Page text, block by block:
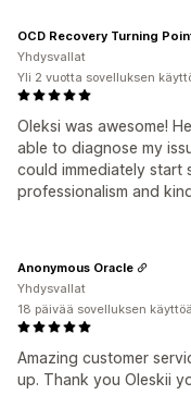
Oleksi was awesome!
able to diagnose my
could immediately start
professionalism and
OCD Recovery Turning
Yhdysvallat
Yli 2 vuotta sovelluksen
Amazing customer
up. Thank you Oleskii
Anonymous Oracle
Yhdysvallat
18 päivää sovelluksen käyttöä